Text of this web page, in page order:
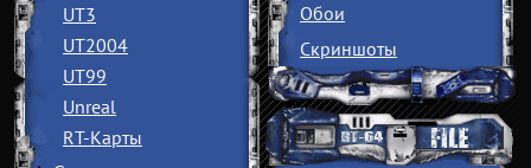
UT3
UT2004
UT99
Unreal
RT-Карты
Обои
Скриншоты